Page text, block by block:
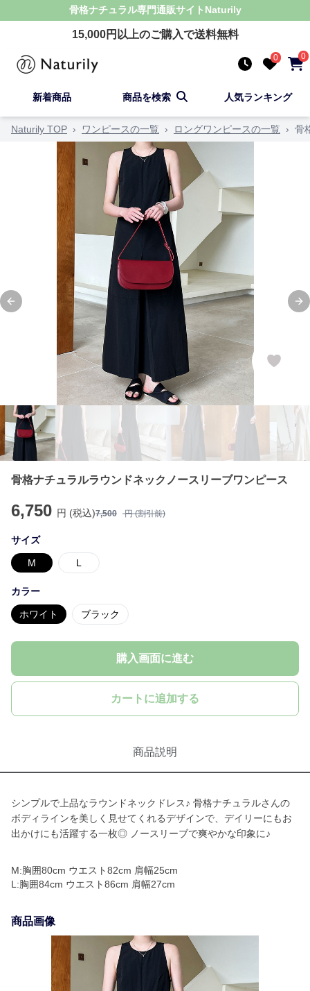
骨格ナチュラル専門通販サイト Naturily
15,000円以上のご購入で送料無料
0 0
新着商品 商品を検索 人気ランキング
Naturily TOP › ワンピースの一覧 › ロングワンピースの一覧 › 骨
Previous slide
骨格ナチュラルラウンドネックノースリーブワンピース
6,750 円 (税込)7,500 円 (割引前)
サイズ
M L
カラー
ホワイト ブラック
購入画面に進む
カートに追加する
商品説明
シンプルで上品なラウンドネックドレス♪ 骨格ナチュラルさんの
ボディラインを美しく見せてくれるデザインで、デイリーにもお
出かけにも活躍する一枚◎ ノースリーブで爽やかな印象に♪
M:胸囲80cm ウエスト82cm 肩幅25cm
L:胸囲84cm ウエスト86cm 肩幅27cm
商品画像